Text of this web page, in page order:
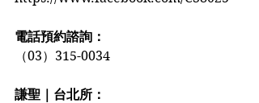
電話預約諮詢：
（03）315-0034
謙聖｜台北所：